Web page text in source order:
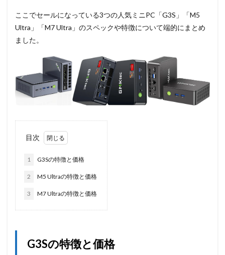
ここでセールになっている3つの人気ミニPC「G3S」「M5
Ultra」「M7 Ultra」のスペックや特徴について端的にまとめ
ました。
目次
1 G3Sの特徴と価格
2 M5 Ultraの特徴と価格
3 M7 Ultraの特徴と価格
G3Sの特徴と価格